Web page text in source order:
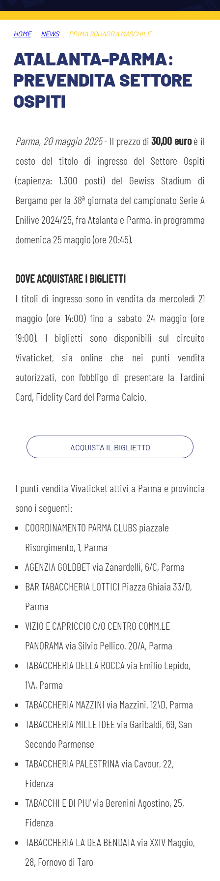
MUSEUM CLUB EXPERIENCE
BIGLIETTI
ABBONAMENTI
INFO BIGLIETTI
TARDINI CARD
TRASFERTE
TICKET GIFT CARD
SHOP
ESPORTS
ORGANIGRAMMA
MUTTI TRAINING CENTER
LAVORA CON NOI
INFORMATIVA FINANZIARIA
STADIO TARDINI
MEDIA
ACADEMY
LEGENDS
PARTNER
HOME NEWS PRIMA SQUADRA MASCHILE
ATALANTA-PARMA:
PREVENDITA SETTORE
OSPITI
Parma, 20 maggio 2025- Il prezzo di30,00 euroè il
costo del titolo di ingresso del Settore Ospiti
(capienza: 1.300 posti) del Gewiss Stadium di
Bergamo per la 38ª giornata del campionato Serie A
Enilive 2024/25, fra Atalanta e Parma, in programma
domenica 25 maggio (ore 20:45).
DOVE ACQUISTARE I BIGLIETTI
I titoli di ingresso sono in vendita da mercoledì 21
maggio (ore 14:00) fino a sabato 24 maggio (ore
19:00). I biglietti sono disponibili sul circuito
Vivaticket, sia online che nei punti vendita
autorizzati, con l’obbligo di presentare la Tardini
Card, Fidelity Card del Parma Calcio.
ACQUISTA IL BIGLIETTO
I punti vendita Vivaticket attivi a Parma e provincia
sono i seguenti:
COORDINAMENTO PARMA CLUBS piazzale
Risorgimento, 1, Parma
AGENZIA GOLDBET via Zanardelli, 6/C, Parma
BAR TABACCHERIA LOTTICI Piazza Ghiaia 33/D,
Parma
VIZIO E CAPRICCIO C/O CENTRO COMM.LE
PANORAMA via Silvio Pellico, 20/A, Parma
TABACCHERIA DELLA ROCCA via Emilio Lepido,
1\A, Parma
TABACCHERIA MAZZINI via Mazzini, 12\D, Parma
TABACCHERIA MILLE IDEE via Garibaldi, 69, San
Secondo Parmense
TABACCHERIA PALESTRINA via Cavour, 22,
Fidenza
TABACCHI E DI PIU' via Berenini Agostino, 25,
Fidenza
TABACCHERIA LA DEA BENDATA via XXIV Maggio,
28, Fornovo di Taro